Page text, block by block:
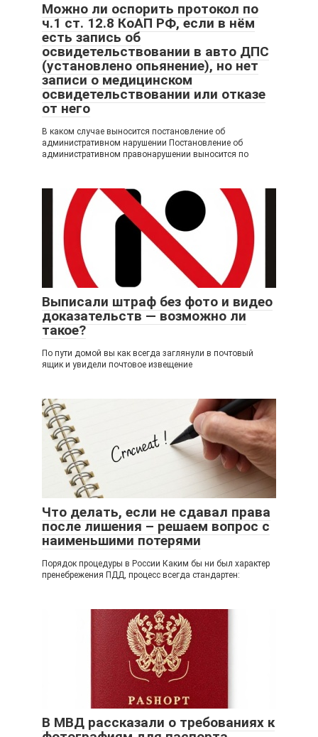
Можно ли оспорить протокол по
ч.1 ст. 12.8 КоАП РФ, если в нём
есть запись об
освидетельствовании в авто ДПС
(установлено опьянение), но нет
записи о медицинском
освидетельствовании или отказе
от него
В каком случае выносится постановление об
административном нарушении Постановление об
административном правонарушении выносится по
Выписали штраф без фото и видео
доказательств — возможно ли
такое?
По пути домой вы как всегда заглянули в почтовый
ящик и увидели почтовое извещение
Что делать, если не сдавал права
после лишения – решаем вопрос с
наименьшими потерями
Порядок процедуры в России Каким бы ни был характер
пренебрежения ПДД, процесс всегда стандартен:
В МВД рассказали о требованиях к